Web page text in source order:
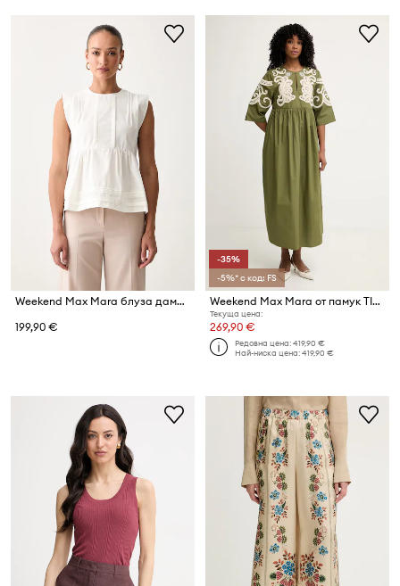
Weekend Max Mara блуза дамска от памук WKDVALLO
199,90 €
-35%
-5%* с код: FS
Weekend Max Mara от памук TILDE
Текуща цена:
269,90 €
Редовна цена:419,90 €
Най-ниска цена:419,90 €